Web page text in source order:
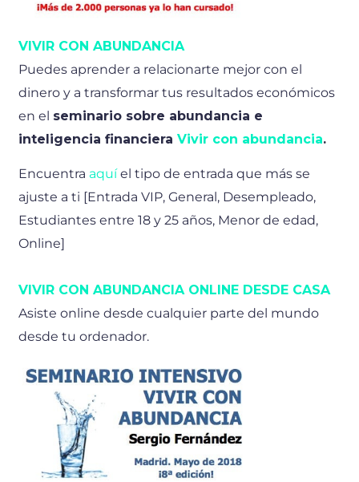
VIVIR CON ABUNDANCIA
Puedes aprender a relacionarte mejor con el
dinero y a transformar tus resultados económicos
en el seminario sobre abundancia e
inteligencia financieraVivir con abundancia.
Encuentra aquíel tipo de entrada que más se
ajuste a ti [Entrada VIP, General, Desempleado,
Estudiantes entre 18 y 25 años, Menor de edad,
Online]
VIVIR CON ABUNDANCIA ONLINE DESDE CASA
Asiste online desde cualquier parte del mundo
desde tu ordenador.